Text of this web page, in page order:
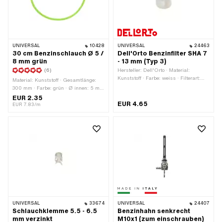
Reservestand: 65 mm
UNIVERSAL 10428
30 cm Benzinschlauch Ø 5 /
8 mm grün
(6)
Material: Kunststoff · Gesamtlänge:
300 mm · Farbe: grün · Ø innen: 5 mm
· Ø aussen: 8 mm
EUR 2.35
EUR 7.83/m
UNIVERSAL 24463
Dell'Orto Benzinfilter SHA 7
- 13 mm (Typ 3)
Hersteller: Dell'Orto · Material:
Kunststoff · Farbe: weiss · Filterart:
EUR 4.65
UNIVERSAL 33674
Schlauchklemme 5.5 - 6.5
mm verzinkt
UNIVERSAL 24407
Benzinhahn senkrecht
M10x1 (zum einschrauben)